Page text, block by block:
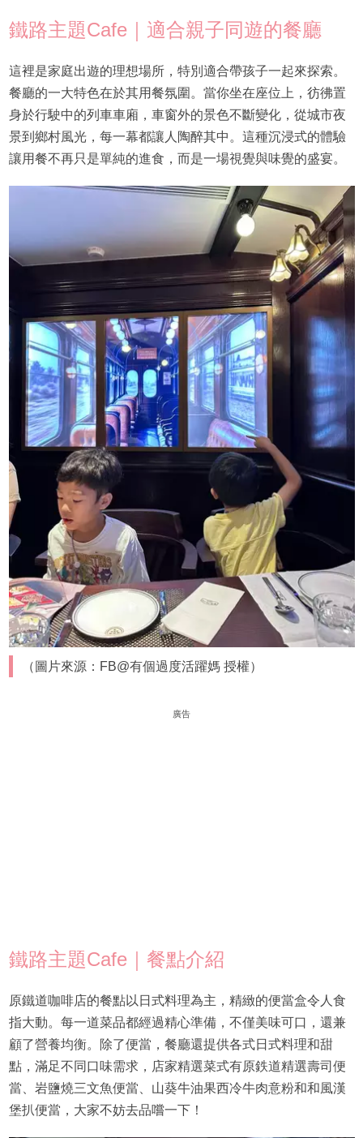
鐵路主題Cafe｜適合親子同遊的餐廳
這裡是家庭出遊的理想場所，特別適合帶孩子一起來探索。
餐廳的一大特色在於其用餐氛圍。當你坐在座位上，彷彿置
身於行駛中的列車車廂，車窗外的景色不斷變化，從城市夜
景到鄉村風光，每一幕都讓人陶醉其中。這種沉浸式的體驗
讓用餐不再只是單純的進食，而是一場視覺與味覺的盛宴。
（圖片來源：FB@有個過度活躍媽 授權）
廣告
鐵路主題Cafe｜餐點介紹
原鐵道咖啡店的餐點以日式料理為主，精緻的便當盒令人食
指大動。每一道菜品都經過精心準備，不僅美味可口，還兼
顧了營養均衡。除了便當，餐廳還提供各式日式料理和甜
點，滿足不同口味需求，店家精選菜式有原鉄道精選壽司便
當、岩鹽燒三文魚便當、山葵牛油果西冷牛肉意粉和和風漢
堡扒便當，大家不妨去品嚐一下！